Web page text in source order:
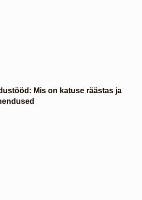
Mis on katuse räästas ja